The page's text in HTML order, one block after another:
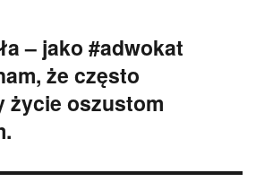
– jako #adwokat
że często
życie oszustom